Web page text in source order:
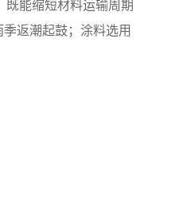
既能缩短材料运输周期
返潮起鼓；涂料选用